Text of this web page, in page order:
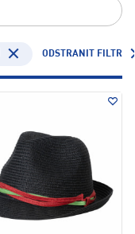
ODSTRANIT FILTR